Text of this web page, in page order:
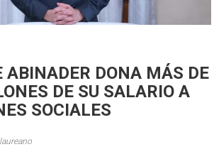
ABINADER DONA MÁS DE
DE SU SALARIO A
SOCIALES